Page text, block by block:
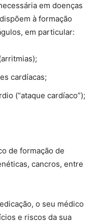
em doenças
à formação
em particular:
cardíacas;
(“ataque cardíaco”);
de formação de
cancros, entre
o seu médico
e riscos da sua